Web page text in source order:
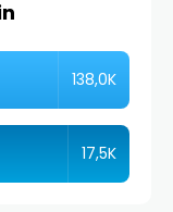
138,0K
17,5K